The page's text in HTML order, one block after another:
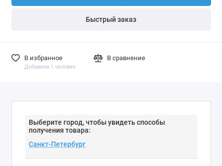
Быстрый заказ
В избранное
Добавили 1 человек
В сравнение
Выберите город, чтобы увидеть способы
получения товара: